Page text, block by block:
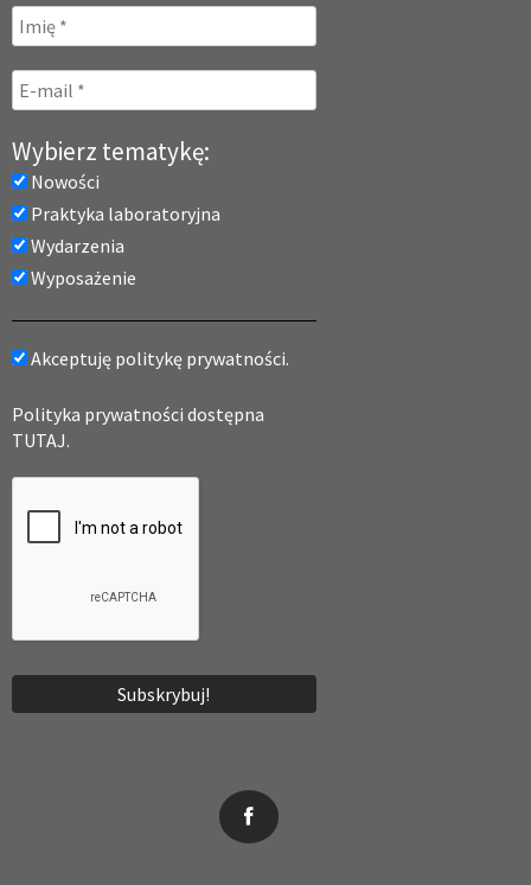
Wybierz tematykę:
Nowości
Praktyka laboratoryjna
Wydarzenia
Wyposażenie
Akceptuję politykę prywatności.
Polityka prywatności dostępna
TUTAJ.